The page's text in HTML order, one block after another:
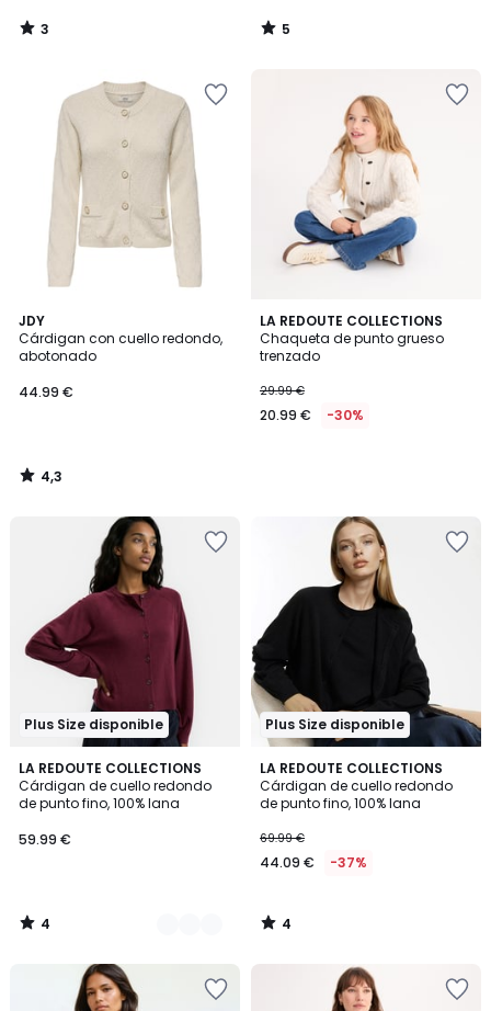
3
/
5
/
JDY
Cárdigan con cuello redondo,
abotonado
44.99 €
4,3
/ 5
4,3
/
LA REDOUTE COLLECTIONS
Chaqueta de punto grueso
trenzado
29.99 €
20.99 € -30%
Plus Size disponible
LA REDOUTE COLLECTIONS
Cárdigan de cuello redondo
de punto fino, 100% lana
59.99 €
4
/
5
2
Colores
4
/
Plus Size disponible
LA REDOUTE COLLECTIONS
Cárdigan de cuello redondo
de punto fino, 100% lana
69.99 €
44.09 € -37%
4
/
5
4
/